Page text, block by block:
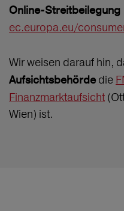
Online-Streitbeilegung
ec.europa.eu/
Wir weisen darauf hin,
Aufsichtsbehördedie
Finanzmarktaufsicht
Wien) ist.